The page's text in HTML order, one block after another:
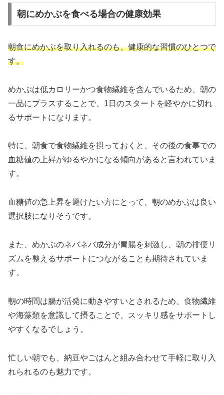
朝にめかぶを食べる場合の健康効果
朝食にめかぶを取り入れるのも、健康的な習慣のひとつで
す。
めかぶは低カロリーかつ食物繊維を含んでいるため、朝の
一品にプラスすることで、1日のスタートを軽やかに切れ
るサポートになります。
特に、朝食で食物繊維を摂っておくと、その後の食事での
血糖値の上昇がゆるやかになる傾向があると言われていま
す。
血糖値の急上昇を避けたい方にとって、朝のめかぶは良い
選択肢になりそうです。
また、めかぶのネバネバ成分が胃腸を刺激し、朝の排便リ
ズムを整えるサポートにつながることも期待されていま
す。
朝の時間は腸が活発に動きやすいとされるため、食物繊維
や海藻類を意識して摂ることで、スッキリ感をサポートし
やすくなるでしょう。
忙しい朝でも、納豆やごはんと組み合わせて手軽に取り入
れられるのも魅力です。